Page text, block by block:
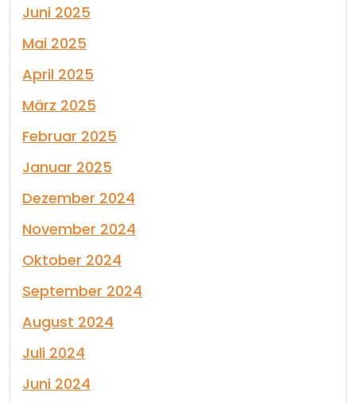
Juni 2025
Mai 2025
April 2025
März 2025
Februar 2025
Januar 2025
Dezember 2024
November 2024
Oktober 2024
September 2024
August 2024
Juli 2024
Juni 2024